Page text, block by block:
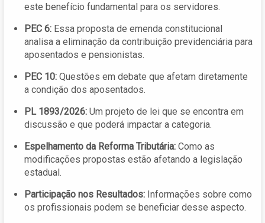
este benefício fundamental para os servidores.
PEC 6: Essa proposta de emenda constitucional
analisa a eliminação da contribuição previdenciária para
aposentados e pensionistas.
PEC 10: Questões em debate que afetam diretamente
a condição dos aposentados.
PL 1893/2026: Um projeto de lei que se encontra em
discussão e que poderá impactar a categoria.
Espelhamento da Reforma Tributária: Como as
modificações propostas estão afetando a legislação
estadual.
Participação nos Resultados: Informações sobre como
os profissionais podem se beneficiar desse aspecto.